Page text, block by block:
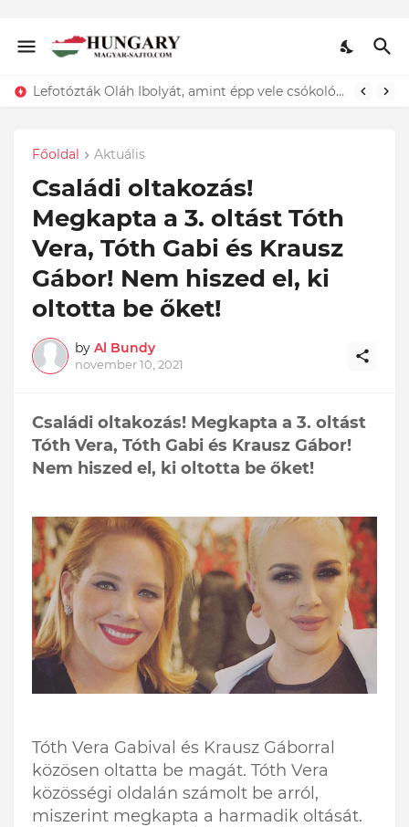
Lefotózták Oláh Ibolyát, amint épp vele csókolózik - EZT nem hiszed el, kinek a karjában kötött ki...ÍME
Főoldal Aktuális
Családi oltakozás!
Megkapta a 3. oltást Tóth
Vera, Tóth Gabi és Krausz
Gábor! Nem hiszed el, ki
oltotta be őket!
by Al Bundy
november 10, 2021
Családi oltakozás! Megkapta a 3. oltást
Tóth Vera, Tóth Gabi és Krausz Gábor!
Nem hiszed el, ki oltotta be őket!
Tóth Vera Gabival és Krausz Gáborral
közösen oltatta be magát. Tóth Vera
közösségi oldalán számolt be arról,
miszerint megkapta a harmadik oltását.